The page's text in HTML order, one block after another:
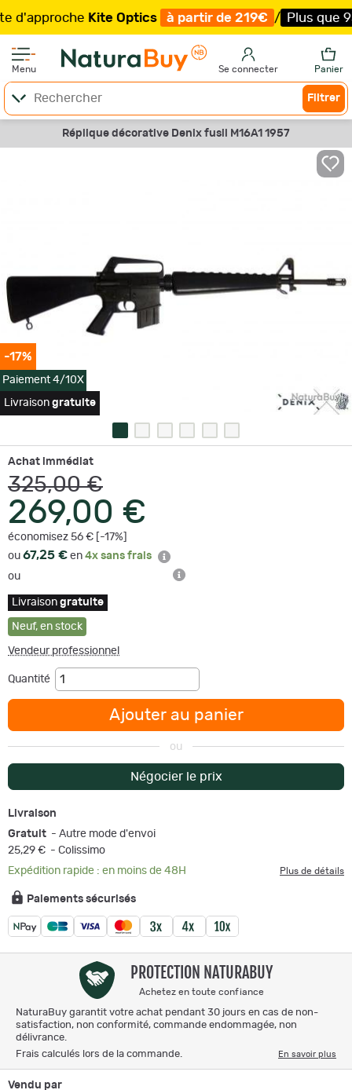
Kite Optics à partir de 219€ / Plus que 93
Menu Se connecter Panier
Filtrer
Réplique décorative Denix fusil M16A1 1957
-17%
Paiement 4/10X
Livraison gratuite
Achat immédiat
325,00 €
269,00 €
économisez 56 € [-17%]
ou 67,25 € en 4x sans frais
ou
Livraison gratuite
Neuf, en stock
Vendeur professionnel
Quantité
Ajouter au panier
ou
Négocier le prix
Livraison
Gratuit - Autre mode d'envoi
25,29 € - Colissimo
Expédition rapide : en moins de 48H
Plus de détails
Paiements sécurisés
PROTECTION NATURABUY
Achetez en toute confiance
NaturaBuy garantit votre achat pendant 30 jours en cas de non-
satisfaction, non conformité, commande endommagée, non
délivrance.
Frais calculés lors de la commande.
En savoir plus
Vendu par